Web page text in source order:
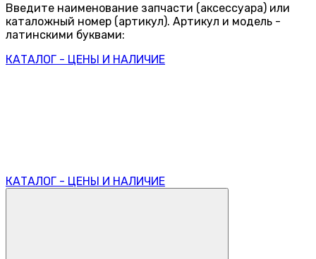
Введите наименование запчасти (аксессуара) или
каталожный номер (артикул). Артикул и модель -
латинскими буквами:
КАТАЛОГ - ЦЕНЫ И НАЛИЧИЕ
КАТАЛОГ - ЦЕНЫ И НАЛИЧИЕ